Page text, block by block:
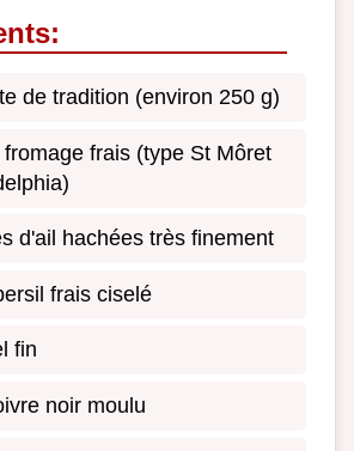
de tradition (environ 250 g)
frais (type St Môret
d'ail hachées très finement
frais ciselé
fin
noir moulu